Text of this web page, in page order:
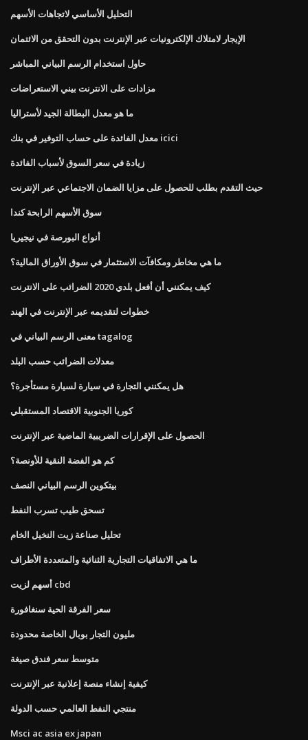
التحليل الأساسي لاتجاهات الأسهم
الإيجار لامتلاك الإلكترونيات عبر الإنترنت بدون التحقق من الائتمان
حاول استخدام الرسم البياني المباشر
مزادات على الانترنت بيني الاستعراضات
ما هو معدل البطالة الجيد لأستراليا
معدل الفائدة على حساب التوفير في بنك icici
زيادة في سعر السوق لأسباب الفائدة
حيث التقدم بطلب للحصول على مزايا الضمان الاجتماعي عبر الإنترنت
سوق الأسهم الرابحة كندا
أنواع البورصة في نيجيريا
ما هي مخاطر ومكافآت الاستثمار في سوق الأوراق المالية؟
كيف يمكنني أن أفعل بلدي 2020 الضرائب على الانترنت
خطوات لتقديمه عبر الإنترنت في الهند
معنى الرسم البياني في tagalog
معدلات الضرائب حسب البلد
هل يمكنني التجارة في سيارة لسيارة مستأجرة؟
كوريا الجنوبية الاقتصاد المستقبلي
الحصول على الإقرارات الضريبية الماضية عبر الإنترنت
كم هو الفضة النقية للأونصة؟
بيتكوين الرسم البياني النصف
تسحق طيب تسرب النفط
تحليل صناعة زيت النخيل الخام
ما هي الاتفاقيات التجارية الثنائية والمتعددة الأطراف
أسهم لزيت cbd
سعر الفرقة الحية سنغافورة
مليون التجار بوبال الخاصة محدودة
متوسط ​​سعر فندق صيغة
كيفية إنشاء منصة إعلانية عبر الإنترنت
منتجي النفط العالمي حسب الدولة
Msci ac asia ex japan